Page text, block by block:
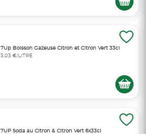
7Up Boisson Gazeuse Citron et Citron Vert 33cl
3,03 €/LITRE
7UP Soda au Citron & Citron Vert 6x33cl